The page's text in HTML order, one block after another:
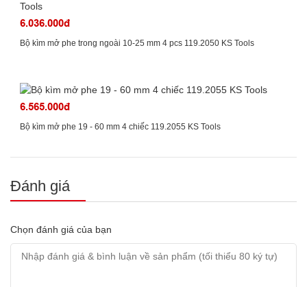
6.036.000đ
Bộ kìm mở phe trong ngoài 10-25 mm 4 pcs 119.2050 KS Tools
6.565.000đ
Bộ kìm mở phe 19 - 60 mm 4 chiếc 119.2055 KS Tools
Đánh giá
Chọn đánh giá của bạn